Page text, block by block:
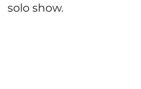
solo show.